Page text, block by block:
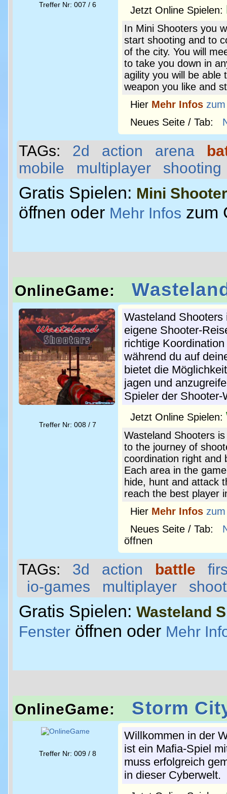
Treffer Nr: 007 / 6 Jetzt Online Spielen:
In Mini Shooters you
start shooting and to
of the city. You will
to take you down in
agility you will be able
weapon you like and
Hier Mehr Infos
Neues Seite / Tab:
TAGs: 2d action arena
mobile
multiplayer shooting
Gratis Spielen: Mini
öffnen oder Mehr Infos zum
OnlineGame:
Treffer Nr: 008 / 7
Wasteland
eigene Shooter-
richtige
während du auf
bietet die
jagen und
Spieler der Shooter-
Jetzt Online Spielen:
Wasteland Shooters
to the journey of
coordination right and
Each area in the
hide, hunt and attack
reach the best player
Hier Mehr Infos
Neues Seite / Tab:
öffnen
TAGs: 3d action battle
io-games
multiplayer
Gratis Spielen: Wasteland
Fenster öffnen oder Mehr
OnlineGame: Storm
Treffer Nr: 009 / 8
Willkommen in der
ist ein Mafia-Spiel
muss erfolgreich
in dieser Cyberwelt.